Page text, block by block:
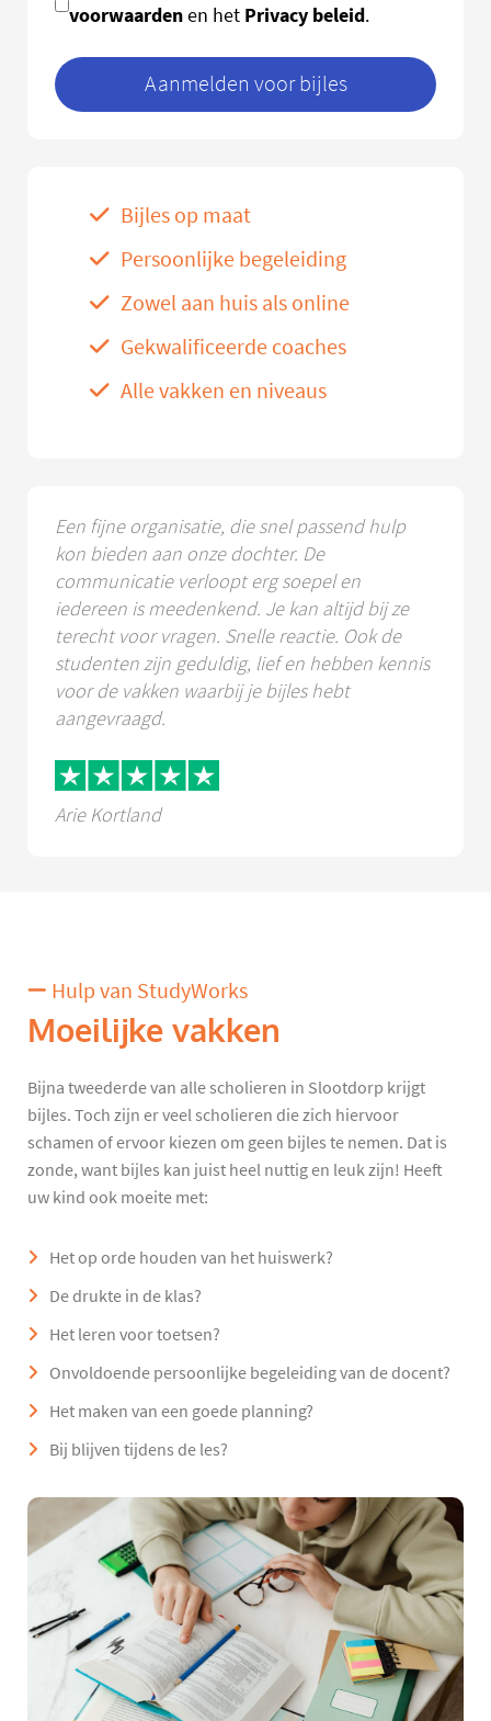
voorwaardenen het Privacy beleid.
Aanmelden voor bijles
Bijles op maat
Persoonlijke begeleiding
Zowel aan huis als online
Gekwalificeerde coaches
Alle vakken en niveaus
Een fijne organisatie, die snel passend hulp
kon bieden aan onze dochter. De
communicatie verloopt erg soepel en
iedereen is meedenkend. Je kan altijd bij ze
terecht voor vragen. Snelle reactie. Ook de
studenten zijn geduldig, lief en hebben kennis
voor de vakken waarbij je bijles hebt
aangevraagd.
Arie Kortland
Hulp van StudyWorks
Moeilijke vakken
Bijna tweederde van alle scholieren in Slootdorp krijgt
bijles. Toch zijn er veel scholieren die zich hiervoor
schamen of ervoor kiezen om geen bijles te nemen. Dat is
zonde, want bijles kan juist heel nuttig en leuk zijn! Heeft
uw kind ook moeite met:
Het op orde houden van het huiswerk?
De drukte in de klas?
Het leren voor toetsen?
Onvoldoende persoonlijke begeleiding van de docent?
Het maken van een goede planning?
Bij blijven tijdens de les?